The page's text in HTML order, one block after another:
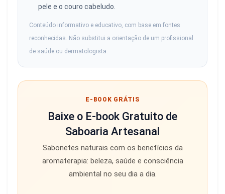
pele e o couro cabeludo.
Conteúdo informativo e educativo, com base em fontes
reconhecidas. Não substitui a orientação de um profissional
de saúde ou dermatologista.
E-BOOK GRÁTIS
Baixe o E-book Gratuito de
Saboaria Artesanal
Sabonetes naturais com os benefícios da
aromaterapia: beleza, saúde e consciência
ambiental no seu dia a dia.